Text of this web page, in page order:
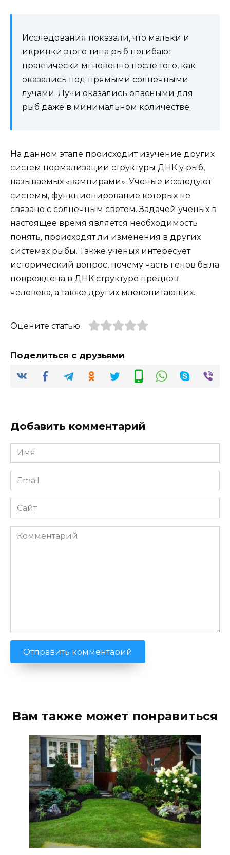
Исследования показали, что мальки и
икринки этого типа рыб погибают
практически мгновенно после того, как
оказались под прямыми солнечными
лучами. Лучи оказались опасными для
рыб даже в минимальном количестве.
На данном этапе происходит изучение других
систем нормализации структуры ДНК у рыб,
называемых «вампирами». Ученые исследуют
системы, функционирование которых не
связано с солнечным светом. Задачей ученых в
настоящее время является необходимость
понять, происходят ли изменения в других
системах рыбы. Также ученых интересует
исторический вопрос, почему часть генов была
повреждена в ДНК структуре предков
человека, а также других млекопитающих.
Оцените статью
Поделиться с друзьями
Добавить комментарий
Имя
*
Email
*
Сайт
Комментарий
Вам также может понравиться